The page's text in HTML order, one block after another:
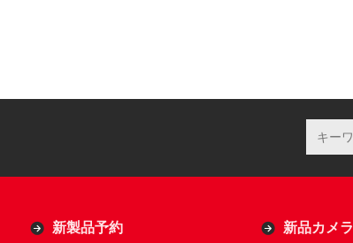
新製品予約 新品カメラ